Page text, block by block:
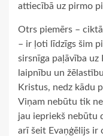
attiecībā uz pirmo
Otrs piemērs –
– ir ļoti līdzīgs šim
sirsnīga paļāvība
laipnību un
Kristus, nedz kādu
Viņam nebūtu tik
jau iepriekš nebūtu
arī šeit Evaņģēlijs ir